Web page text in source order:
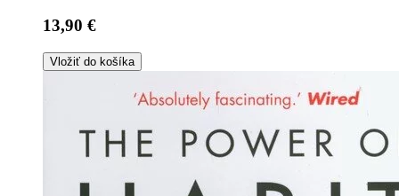
13,90 €
Vložiť do košíka